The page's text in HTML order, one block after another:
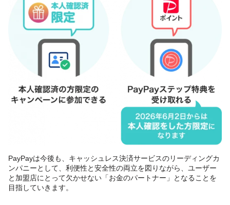
PayPayは今後も、キャッシュレス決済サービスのリーディングカ
ンパニーとして、利便性と安全性の両立を図りながら、ユーザー
と加盟店にとって欠かせない「お金のパートナー」となることを
目指していきます。